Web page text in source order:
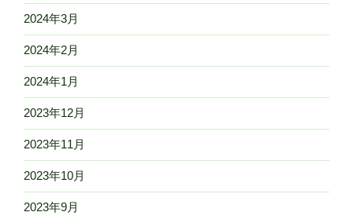
2024年3月
2024年2月
2024年1月
2023年12月
2023年11月
2023年10月
2023年9月